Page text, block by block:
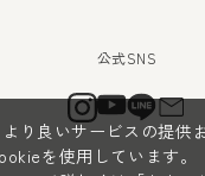
り良いサービスの提供
を使用しています。